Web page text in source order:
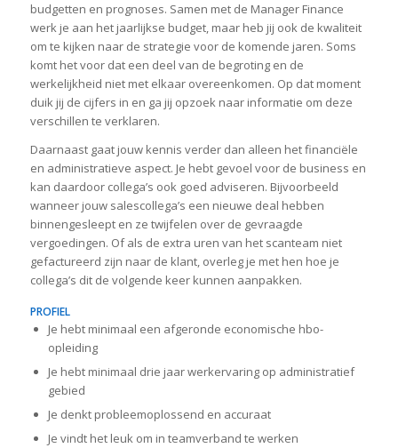
budgetten en prognoses. Samen met de Manager Finance
werk je aan het jaarlijkse budget, maar heb jij ook de kwaliteit
om te kijken naar de strategie voor de komende jaren. Soms
komt het voor dat een deel van de begroting en de
werkelijkheid niet met elkaar overeenkomen. Op dat moment
duik jij de cijfers in en ga jij opzoek naar informatie om deze
verschillen te verklaren.
Daarnaast gaat jouw kennis verder dan alleen het financiële
en administratieve aspect. Je hebt gevoel voor de business en
kan daardoor collega’s ook goed adviseren. Bijvoorbeeld
wanneer jouw salescollega’s een nieuwe deal hebben
binnengesleept en ze twijfelen over de gevraagde
vergoedingen. Of als de extra uren van het scanteam niet
gefactureerd zijn naar de klant, overleg je met hen hoe je
collega’s dit de volgende keer kunnen aanpakken.
PROFIEL
Je hebt minimaal een afgeronde economische hbo-
opleiding
Je hebt minimaal drie jaar werkervaring op administratief
gebied
Je denkt probleemoplossend en accuraat
Je vindt het leuk om in teamverband te werken